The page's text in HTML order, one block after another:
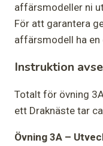
affärsmodeller ni
För att garantera
affärsmodell ha
Instruktion
Totalt för övning
ett Draknäste tar
Övning 3A –